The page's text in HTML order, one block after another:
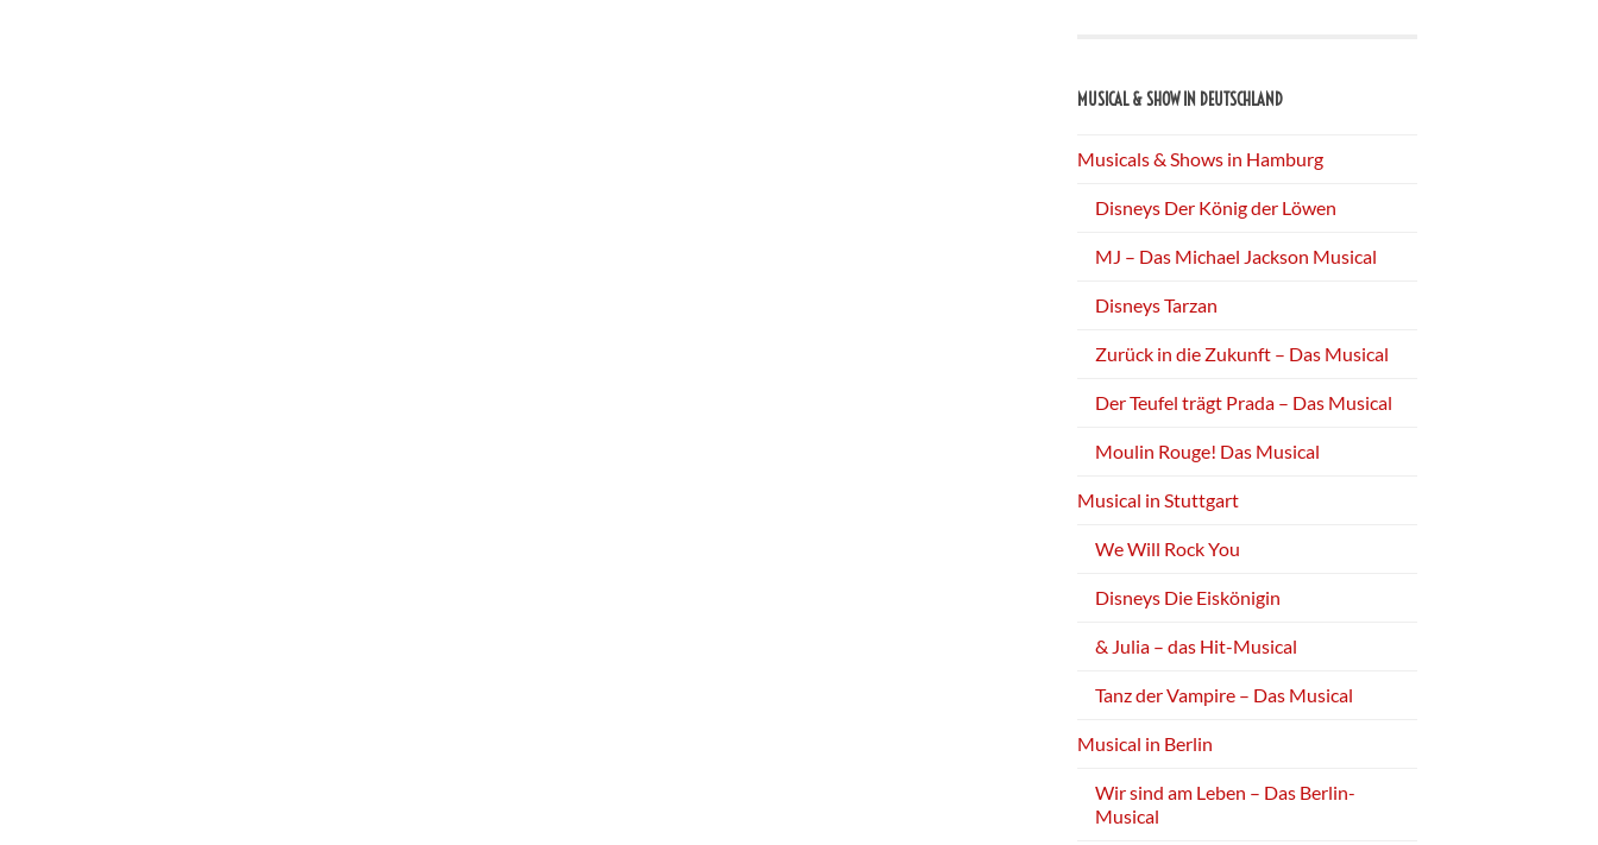
MUSICAL & SHOW IN DEUTSCHLAND
Musicals & Shows in Hamburg
Disneys Der König der Löwen
MJ – Das Michael Jackson Musical
Disneys Tarzan
Zurück in die Zukunft – Das Musical
Der Teufel trägt Prada – Das Musical
Moulin Rouge! Das Musical
Musical in Stuttgart
We Will Rock You
Disneys Die Eiskönigin
& Julia – das Hit-Musical
Tanz der Vampire – Das Musical
Musical in Berlin
Wir sind am Leben – Das Berlin-
Musical